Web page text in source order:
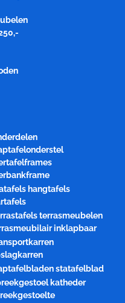
hangtafels
terrasmeubelen
inklapbaar
statafelblad
katheder